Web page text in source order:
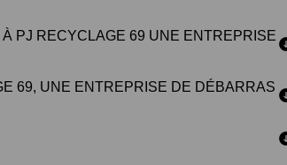
PJ RECYCLAGE 69 UNE ENTREPRISE
69, UNE ENTREPRISE DE DÉBARRAS